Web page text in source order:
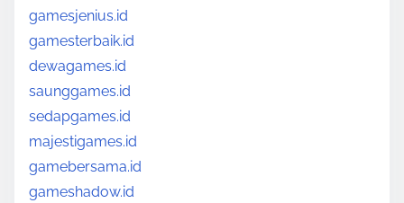
gamesjenius.id
gamesterbaik.id
dewagames.id
saunggames.id
sedapgames.id
majestigames.id
gamebersama.id
gameshadow.id